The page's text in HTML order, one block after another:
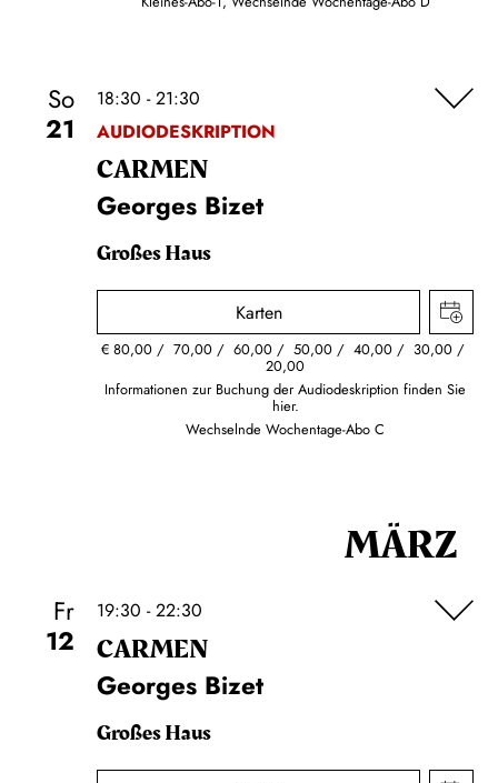
So
21
18:30 - 21:30
AUDIODESKRIPTION
CARMEN
Georges Bizet
Großes Haus
Karten
€80,00 70,00 60,00 50,00 40,00 30,00
20,00
Informationen zur Buchung der Audiodeskription finden Sie
hier.
Wechselnde Wochentage-Abo C
MÄRZ
Fr
12
19:30 - 22:30
CARMEN
Georges Bizet
Großes Haus